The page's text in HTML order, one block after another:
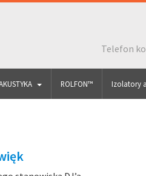
Telefon
ROLFON™ Izolatory